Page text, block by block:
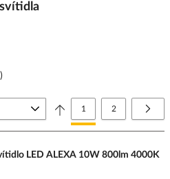
Stránka
Právě si prohlížíte
1 Stránka
2
LED ALEXA 10W 800lm 4000K